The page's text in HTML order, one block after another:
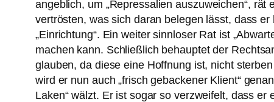
angeblich, um „Repressalien auszuweichen“,
vertrösten, was sich daran belegen lässt, dass
„Einrichtung“. Ein weiter sinnloser Rat ist
machen kann. Schließlich behauptet der
glauben, da diese eine Hoffnung ist, nicht
wird er nun auch „frisch gebackener Klient“
Laken“ wälzt. Er ist sogar so verzweifelt, dass